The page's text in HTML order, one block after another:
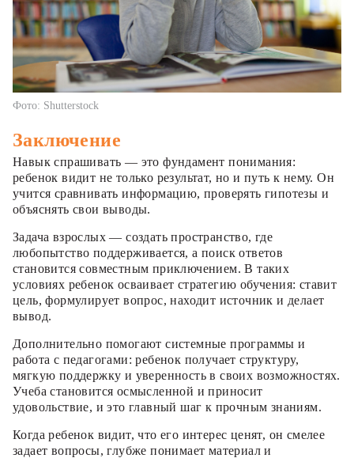
Фото: Shutterstock
Заключение
Навык спрашивать — это фундамент понимания:
ребенок видит не только результат, но и путь к нему. Он
учится сравнивать информацию, проверять гипотезы и
объяснять свои выводы.
Задача взрослых — создать пространство, где
любопытство поддерживается, а поиск ответов
становится совместным приключением. В таких
условиях ребенок осваивает стратегию обучения: ставит
цель, формулирует вопрос, находит источник и делает
вывод.
Дополнительно помогают системные программы и
работа с педагогами: ребенок получает структуру,
мягкую поддержку и уверенность в своих возможностях.
Учеба становится осмысленной и приносит
удовольствие, и это главный шаг к прочным знаниям.
Когда ребенок видит, что его интерес ценят, он смелее
задает вопросы, глубже понимает материал и